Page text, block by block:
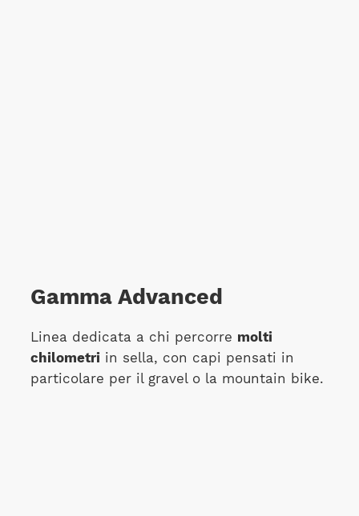
Gamma Advanced
Linea dedicata a chi percorre molti
chilometriin sella, con capi pensati in
particolare per il gravel o la mountain bike.